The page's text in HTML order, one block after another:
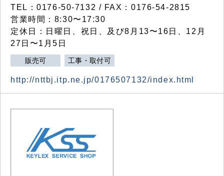
TEL：0176-50-7132 / FAX：0176-54-2815
営業時間：8:30〜17:30
定休日：日曜日、祝日、及び8月13〜16日、12月
27日〜1月5日
販売可 工事・取付可
http://nttbj.itp.ne.jp/0176507132/index.html